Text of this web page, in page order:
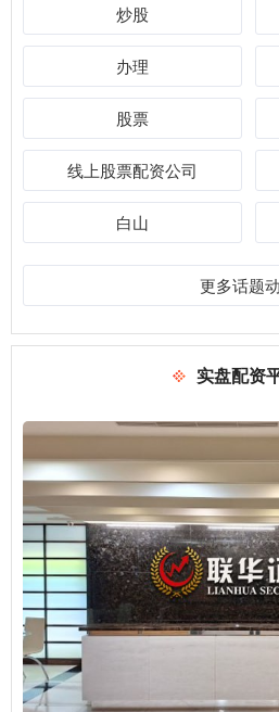
炒股
办理
股票
线上股票配资公司
白山
更多话题
实盘配资